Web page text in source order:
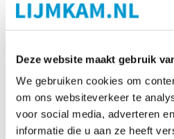
Deze website maakt gebruik
We gebruiken cookies om
om ons websiteverkeer te
voor social media, adverteren
informatie die u aan ze heeft